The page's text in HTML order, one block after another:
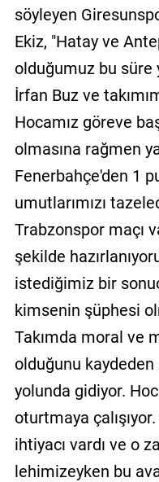
söyleyen
Ekiz, "Hatay ve
olduğumuz bu
İrfan Buz ve
Hocamız göreve
olmasına rağmen
Fenerbahçe'den 1
umutlarımızı
Trabzonspor maçı
şekilde
istediğimiz bir
kimsenin şüphesi
Takımda moral ve
olduğunu kaydeden
yolunda gidiyor.
oturtmaya
ihtiyacı vardı ve o
lehimizeyken bu